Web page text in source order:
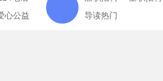
心公益
导读热门